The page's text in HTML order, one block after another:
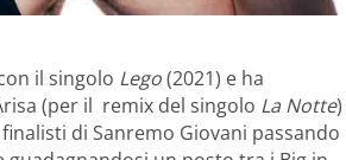
il singolo Lego(2021) e ha
(per il remix del singolo La Notte)
di Sanremo Giovani passando